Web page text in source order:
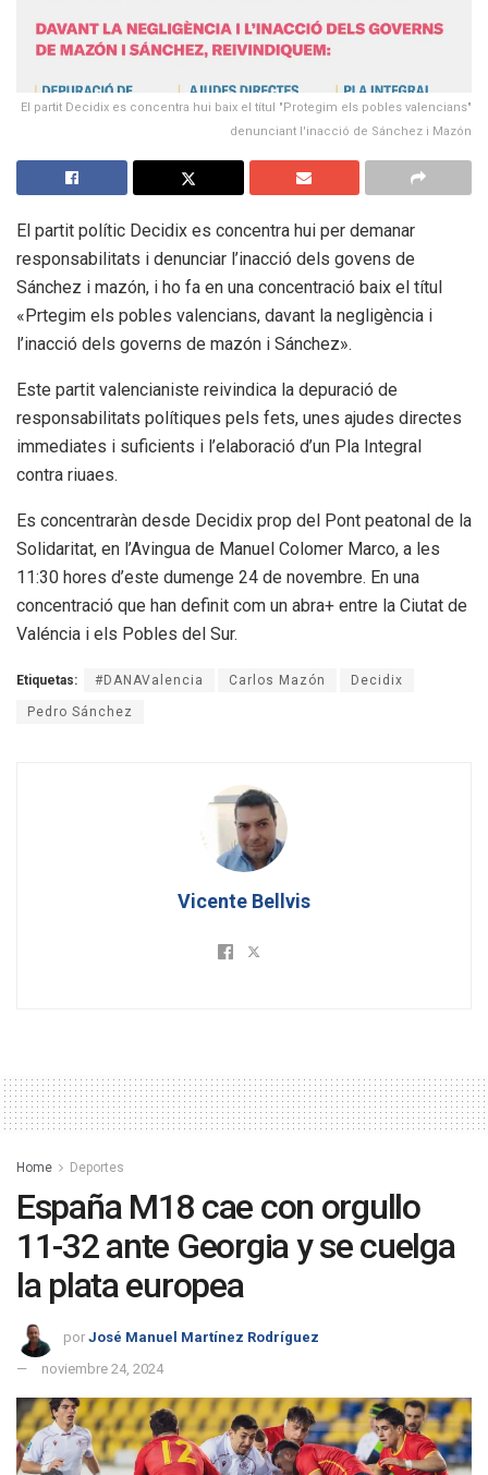
El partit Decidix es concentra hui baix el títul "Protegim els pobles valencians"
denunciant l'inacció de Sánchez i Mazón
El partit polític Decidix es concentra hui per demanar
responsabilitats i denunciar l’inacció dels govens de
Sánchez i mazón, i ho fa en una concentració baix el títul
«Prtegim els pobles valencians, davant la negligència i
l’inacció dels governs de mazón i Sánchez».
Este partit valencianiste reivindica la depuració de
responsabilitats polítiques pels fets, unes ajudes directes
immediates i suficients i l’elaboració d’un Pla Integral
contra riuaes.
Es concentraràn desde Decidix prop del Pont peatonal de la
Solidaritat, en l’Avingua de Manuel Colomer Marco, a les
11:30 hores d’este dumenge 24 de novembre. En una
concentració que han definit com un abra+ entre la Ciutat de
Valéncia i els Pobles del Sur.
Etiquetas: #DANAValencia Carlos Mazón Decidix
Pedro Sánchez
Vicente Bellvis
Home Deportes
España M18 cae con orgullo
11-32 ante Georgia y se cuelga
la plata europea
por José Manuel Martínez Rodríguez
noviembre 24, 2024